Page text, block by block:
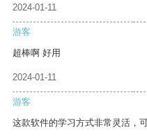
2024-01-11
游客
超棒啊 好用
2024-01-11
游客
这款软件的学习方式非常灵活，